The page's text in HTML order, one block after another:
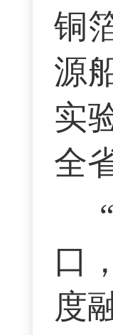
铜
源
实
全
口
度